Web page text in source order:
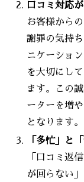
口コミ対応
お客様から
謝罪の気持
ニケーショ
を大切にし
ます。この
ーターを増
となります。
「多忙」と
「口コミ返
が回らない